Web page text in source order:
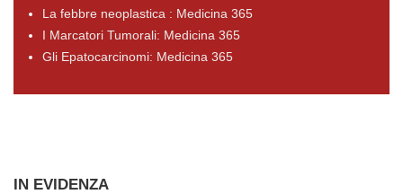
La febbre neoplastica : Medicina 365
I Marcatori Tumorali: Medicina 365
Gli Epatocarcinomi: Medicina 365
IN EVIDENZA